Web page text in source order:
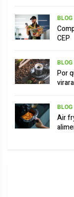
BLOG
CEP
BLOG
Por
BLOG
Air